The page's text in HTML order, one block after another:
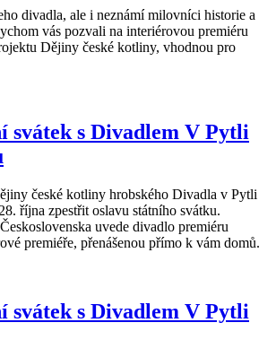
divadla, ale i neznámí milovníci historie a
vás pozvali na interiérovou premiéru
Dějiny české kotliny, vhodnou pro
svátek s Divadlem V Pytli
české kotliny hrobského Divadla v Pytli
října zpestřit oslavu státního svátku.
uvede divadlo premiéru
premiéře, přenášenou přímo k vám domů.
svátek s Divadlem V Pytli